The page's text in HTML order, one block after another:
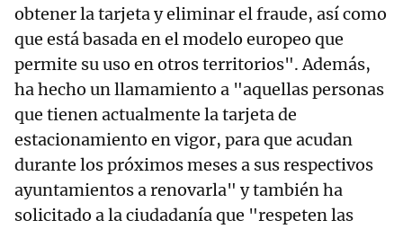
obtener la tarjeta y eliminar el fraude, así como
que está basada en el modelo europeo que
permite su uso en otros territorios". Además,
ha hecho un llamamiento a "aquellas personas
que tienen actualmente la tarjeta de
estacionamiento en vigor, para que acudan
durante los próximos meses a sus respectivos
ayuntamientos a renovarla" y también ha
solicitado a la ciudadanía que "respeten las